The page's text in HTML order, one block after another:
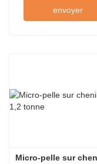
envoyer
Micro-pelle sur